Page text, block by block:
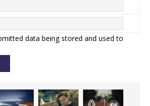
data being stored and used to